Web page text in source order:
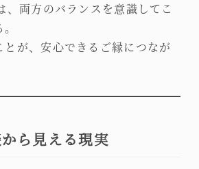
、両方のバランスを意識してこ
が、安心できるご縁につなが
ら見える現実